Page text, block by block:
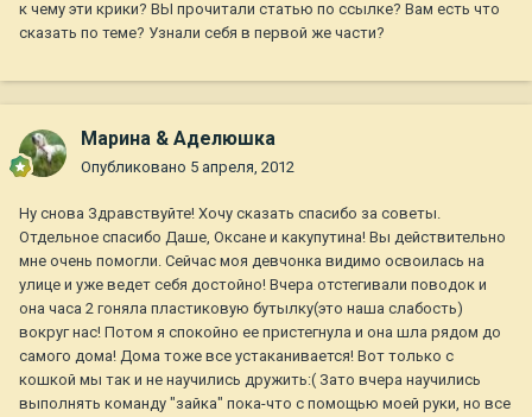
к чему эти крики? ВЫ прочитали статью по ссылке? Вам есть что
сказать по теме? Узнали себя в первой же части?
Марина & Аделюшка
Опубликовано 5 апреля, 2012
Ну снова Здравствуйте! Хочу сказать спасибо за советы.
Отдельное спасибо Даше, Оксане и какупутина! Вы действительно
мне очень помогли. Сейчас моя девчонка видимо освоилась на
улице и уже ведет себя достойно! Вчера отстегивали поводок и
она часа 2 гоняла пластиковую бутылку(это наша слабость)
вокруг нас! Потом я спокойно ее пристегнула и она шла рядом до
самого дома! Дома тоже все устаканивается! Вот только с
кошкой мы так и не научились дружить:( Зато вчера научились
выполнять команду "зайка" пока-что с помощью моей руки, но все